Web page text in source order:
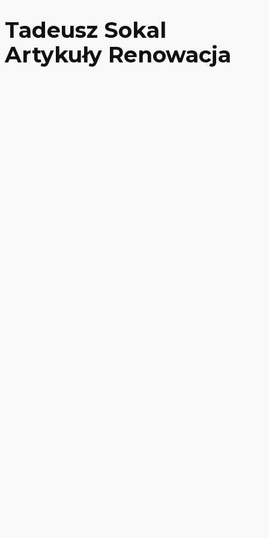
Tadeusz Sokal
Artykuły Renowacja